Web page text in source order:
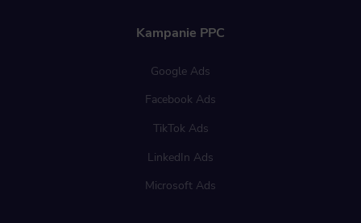
Kampanie PPC
Google Ads
Facebook Ads
TikTok Ads
LinkedIn Ads
Microsoft Ads